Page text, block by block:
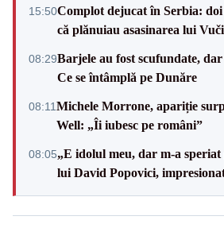
15:50Complot dejucat în Serbia:
că plănuiau asasinarea lui
08:29Barjele au fost scufundate,
Ce se întâmplă pe Dunăre
08:11Michele Morrone, apariție
Well: „Îi iubesc pe români”
08:05„E idolul meu, dar m-a
lui David Popovici,